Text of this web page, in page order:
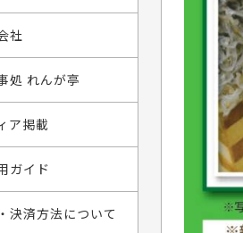
社
処 れんが亭
ア掲載
ガイド
決済方法について